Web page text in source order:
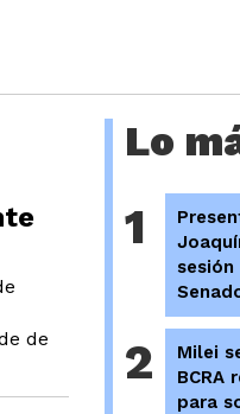
de
Lo
1
2
Milei
BCRA
para